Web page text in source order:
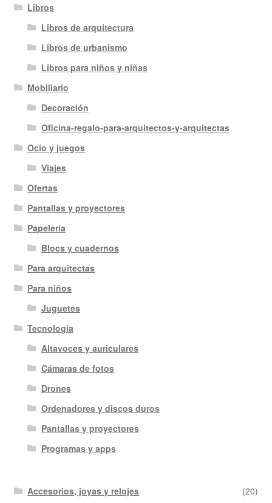
Libros
Libros de arquitectura
Libros de urbanismo
Libros para niños y niñas
Mobiliario
Decoración
Oficina-regalo-para-arquitectos-y-arquitectas
Ocio y juegos
Viajes
Ofertas
Pantallas y proyectores
Papelería
Blocs y cuadernos
Para arquitectas
Para niños
Juguetes
Tecnología
Altavoces y auriculares
Cámaras de fotos
Drones
Ordenadores y discos duros
Pantallas y proyectores
Programas y apps
Accesorios, joyas y relojes
(20)